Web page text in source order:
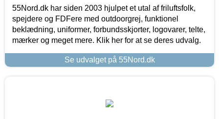
55Nord.dk har siden 2003 hjulpet et utal af friluftsfolk,
spejdere og FDFere med outdoorgrej, funktionel
beklædning, uniformer, forbundsskjorter, logovarer, telte,
mærker og meget mere. Klik her for at se deres udvalg.
Se udvalget på 55Nord.dk